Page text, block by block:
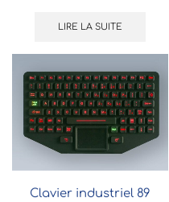
LIRE LA SUITE
Clavier industriel 89